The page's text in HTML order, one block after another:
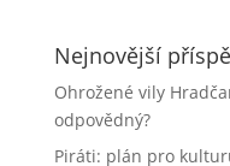
Nejnovější
Ohrožené vily
odpovědný?
Piráti: plán pro